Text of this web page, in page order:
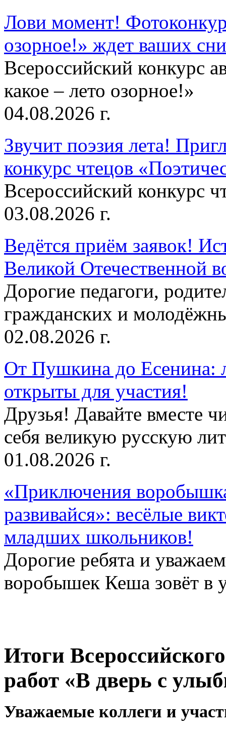
Лови момент!
озорное!» ждет ваших
Всероссийский конкурс
какое – лето озорное!»
04.08.2026 г.
Звучит поэзия лета!
конкурс чтецов
Всероссийский конкурс
03.08.2026 г.
Ведётся приём заявок!
Великой Отечественной
Дорогие педагоги,
гражданских и
02.08.2026 г.
От Пушкина до Есенина:
открыты для участия!
Друзья! Давайте вместе
себя великую русскую
01.08.2026 г.
«Приключения
развивайся»: весёлые
младших школьников!
Дорогие ребята и
воробышек Кеша зовёт в
Итоги
работ «В дверь с
Уважаемые коллеги и